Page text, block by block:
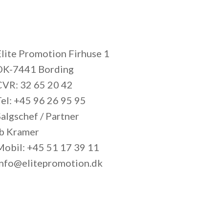
Promotion Firhuse 1
7441 Bording
32 65 20 42
+45 96 26 95 95
/ Partner
Kramer
+45 51 17 39 11